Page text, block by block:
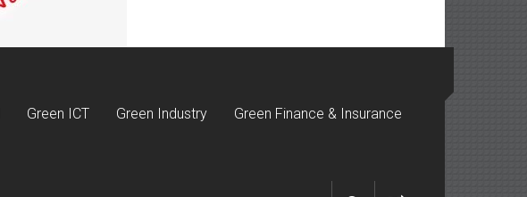
Green ICT Green Industry Green Finance & Insurance